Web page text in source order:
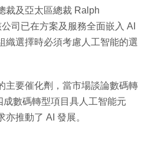
裁及亞太區總裁 Ralph
司已在方案及服務全面嵌入 AI
織選擇時必須考慮人工智能的選
主要催化劑，當市場談論數碼轉
數碼轉型項目具人工智能元
推動了 AI 發展。